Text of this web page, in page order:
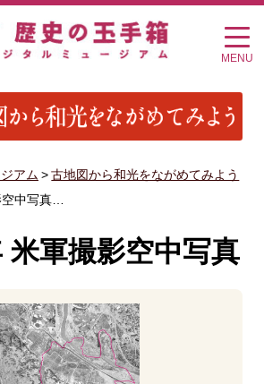
MENU
アム > 古地図から和光をながめてみよう
中写真…
米軍撮影空中写真